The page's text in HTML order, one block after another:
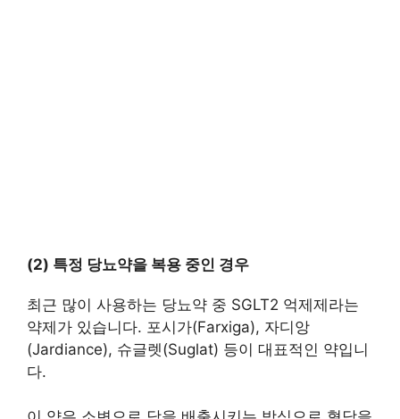
(2) 특정 당뇨약을 복용 중인 경우
최근 많이 사용하는 당뇨약 중 SGLT2 억제제라는
약제가 있습니다. 포시가(Farxiga), 자디앙
(Jardiance), 슈글렛(Suglat) 등이 대표적인 약입니
다.